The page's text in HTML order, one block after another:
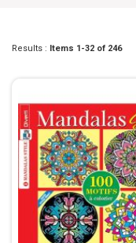
Results : Items 1-32 of 246